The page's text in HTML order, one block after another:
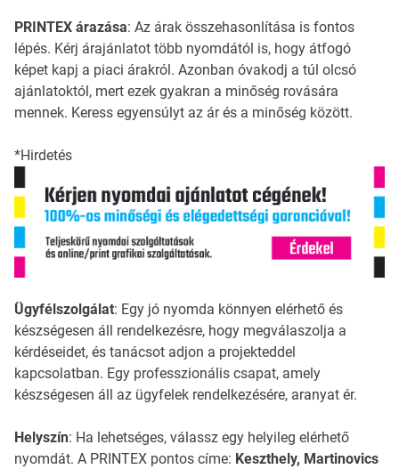
PRINTEX árazása: Az árak összehasonlítása is fontos
lépés. Kérj árajánlatot több nyomdától is, hogy átfogó
képet kapj a piaci árakról. Azonban óvakodj a túl olcsó
ajánlatoktól, mert ezek gyakran a minőség rovására
mennek. Keress egyensúlyt az ár és a minőség között.
*Hirdetés
Ügyfélszolgálat: Egy jó nyomda könnyen elérhető és
készségesen áll rendelkezésre, hogy megválaszolja a
kérdéseidet, és tanácsot adjon a projekteddel
kapcsolatban. Egy professzionális csapat, amely
készségesen áll az ügyfelek rendelkezésére, aranyat ér.
Helyszín: Ha lehetséges, válassz egy helyileg elérhető
nyomdát. A PRINTEX pontos címe: Keszthely, Martinovics